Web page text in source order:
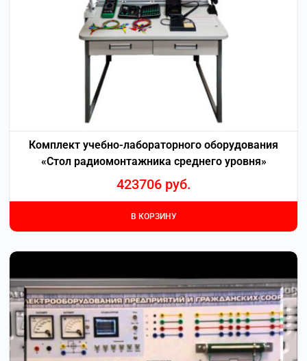
Комплект учебно-лабораторного оборудования
«Стол радиомонтажника среднего уровня»
423706 руб.
В КОРЗИНУ